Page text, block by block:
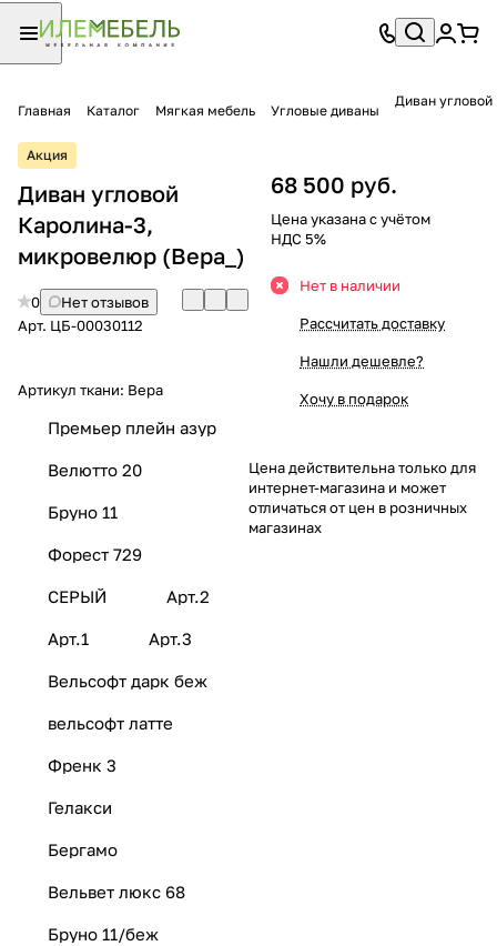
Главная Каталог Мягкая мебель Угловые диваны
Диван
Акция
Диван угловой
Каролина-3,
микровелюр (Вера_)
0
Нет отзывов
Арт. ЦБ-00030112
Артикул ткани: Вера
Премьер плейн азур
Велютто 20
Бруно 11
Форест 729
СЕРЫЙ Арт.2
Арт.1 Арт.3
Вельсофт дарк беж
вельсофт латте
Френк 3
Гелакси
Бергамо
Вельвет люкс 68
Бруно 11/беж
68 500 руб.
Цена указана с учётом
НДС 5%
Нет в наличии
Рассчитать доставку
Нашли дешевле?
Хочу в подарок
Цена действительна только для
интернет-магазина и может
отличаться от цен в розничных
магазинах